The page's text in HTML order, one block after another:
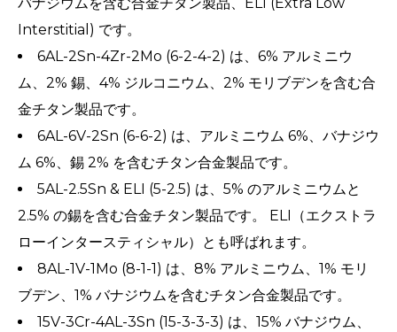
Interstitial) です。
6AL-2Sn-4Zr-2Mo (6-2-4-2) は、6% アルミニウ
ム、2% 錫、4% ジルコニウム、2% モリブデンを含む合
金チタン製品です。
6AL-6V-2Sn (6-6-2) は、アルミニウム 6%、バナジウ
ム 6%、錫 2% を含むチタン合金製品です。
5AL-2.5Sn & ELI (5-2.5) は、5% のアルミニウムと
2.5% の錫を含む合金チタン製品です。 ELI（エクストラ
ローインタースティシャル）とも呼ばれます。
8AL-1V-1Mo (8-1-1) は、8% アルミニウム、1% モリ
ブデン、1% バナジウムを含むチタン合金製品です。
15V-3Cr-4AL-3Sn (15-3-3-3) は、15% バナジウム、